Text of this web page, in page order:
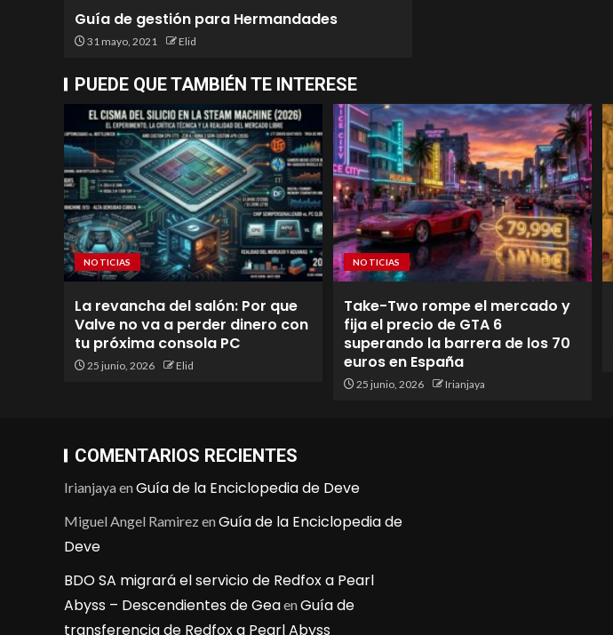
Guía de gestión para Hermandades
31 mayo, 2021 Elid
PUEDE QUE TAMBIÉN TE INTERESE
NOTICIAS
La revancha del salón: Por que
Valve no va a perder dinero con
tu próxima consola PC
25 junio, 2026 Elid
NOTICIAS
Take-Two rompe el mercado y
fija el precio de GTA 6
superando la barrera de los 70
euros en España
25 junio, 2026 Irianjaya
COMENTARIOS RECIENTES
IrianjayaenGuía de la Enciclopedia de Deve
Miguel Angel RamirezenGuía de la Enciclopedia de
Deve
BDO SA migrará el servicio de Redfox a Pearl
Abyss – Descendientes de GeaenGuía de
transferencia de Redfox a Pearl Abyss